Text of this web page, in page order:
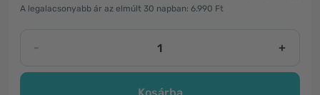
A legalacsonyabb ár az elmúlt 30 napban: 6.990 Ft
- +
Kosárba